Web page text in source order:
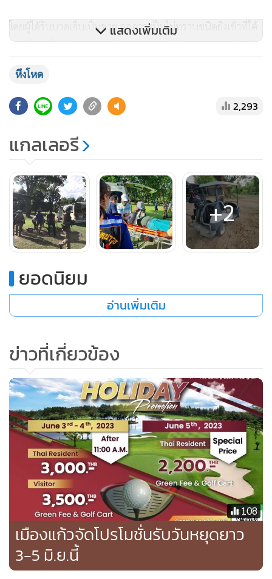
โดยผู้ได้รับบาดเจ็บเป็นชาย ถูกอาวุธปืนไม่ทราบชนิดยิงเข้าที่ใต้
คาง ชีพจรไม่ทำงาน แพทย์และพยาบาลได้ทำการ CPR อย่างต่อ
เนื่อง ทราบชื่อคือ นายเกรียงไกร ชัยวนารมย์ หรือโปรเกรียง อดีต
ข้าราชการบำนาญกรมชลประทาน ปัจจุบัน เป็นผู้จัดการสนาม
กอล์ฟ อายุ 67 ปี อยู่บ้านเลขที่ 658/200 หมู่ 2 ต.ท่าม่วง
อ.ท่าม่วง จ.กาญจนบุรี ก่อนถูกยิงโปรเกรียง กำลังเล่นกอล์ฟอยู่ที่
ส่วนผู้ได้รับบาดเจ็บอีก 1 ราย เป็นหญิง ถูกอาวุธปืนยิงเข้าที่ใต้
ราวนมขวา 1 นัด และไหล่ขวา 2 นัด ขณะนำส่งโรงพยาบาล เจ้า
ตัวยังมีอาการสะลึมสะลือ ชีพจรยังทำงานอยู่ ทราบชื่อคือ
น.ส.สร้อยสุดา คำองค์ หรืออ้อม อายุ 35 ปี ชาว ต.เขาชะงุ้ม
อ.โพธาราม จ.ราชบุรี เป็นแคดดี้ประจำสนามกอล์ฟชื่อดังแห่ง
หนึ่งในพื้นที่ จ.ราชบุรี
จากการตรวจสอบที่เกิดเหตุที่แฟเวย์หลุม 7 พบปลอกกระสุน
ขนาด 9 มม.จำนวน 3 ปลอก ส่วนที่หลุม 9 พบปลอกขนาด 9 มม.
เจ้าหน้าที่พิสูจน์หลักฐานยังได้ตรวจหาลายนิ้วมือของคนร้ายที่ก่อ
เหตุที่บริเวณรถกอล์ฟอีกด้วย เนื่องจากก่อนเกิดเหตุคนร้ายเป็น
ชาย ได้ขับรถยนต์ยี่ห้อมิวเซเว่น สีบรอนซ์ หมายเลขทะเบียน ชม
6116 กรุงเทพมหานคร มาจอดที่ลานจอดรถ จากนั้นได้ขับรถ
กอล์ฟคันดังกล่าวไปก่อเหตุ หลังก่อเหตุคนร้ายได้ขับรถกอล์ฟ
กลับมาแล้วขับรถยนต์คันดังกล่าวหลบหนีไปอย่างรวดเร็ว
จากการสอบสวนของเจ้าหน้าที่เบื้องต้นทราบว่า ก่อนเกิดเหตุ
น.ส.อ้อม ผู้ได้รับบาดเจ็บ มาตีกอล์ฟพร้อมกับเพื่อนสาวที่เป็น
แคดดี้ด้วยกัน ที่ผ่านมา เคยมาตีกอล์ฟที่สนามกอล์ฟเขื่อนแม่
กลองอยู่เป็นประจำ โดยวันนี้ น.ส.อ้อม มีเพื่อนร่วมก๊วนตีกอล์ฟ
ด้วยกัน 4 คน จนกระทั่งเล่นมาถึงหลุมที่ 7 อยู่ๆ คนร้ายคือนาย
ณัฏฐวัชร ดอนมอญ อายุ 54 ปี ชาว ต.ขุนพิทักษ์ อ.ดำเนินสะดวก
จ.ราชบุรี ขับรถกอล์ฟเข้ามาหาแล้วลงมือก่อเหตุใช้อาวุธปืนยิง
น.ส.อ้อม จนล้มฟุบลงกับพื้น
แสดงเพิ่มเติม
หึงโหด
2,293
แกลเลอรี
+2
ยอดนิยม
อ่านเพิ่มเติม
ข่าวที่เกี่ยวข้อง
108
เมืองแก้วจัดโปรโมชั่นรับวันหยุดยาว
3-5 มิ.ย.นี้